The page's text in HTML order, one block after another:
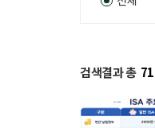
검색결과 총 71